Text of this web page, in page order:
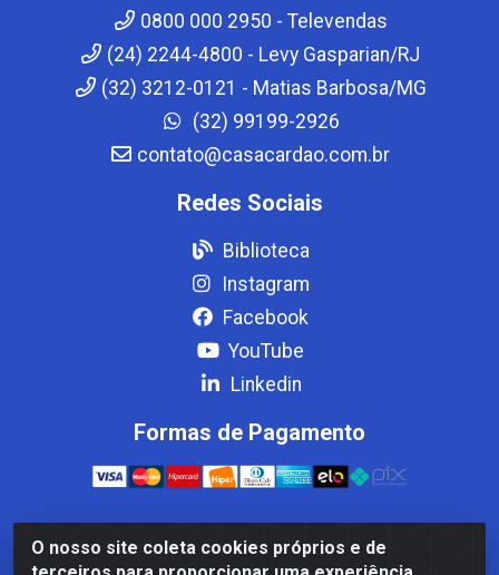
O nosso site coleta cookies próprios e de
0800 000 2950 - Televendas
(24) 2244-4800 - Levy Gasparian/RJ
(32) 3212-0121 - Matias Barbosa/MG
(32) 99199-2926
contato@casacardao.com.br
Redes Sociais
Biblioteca
Instagram
Facebook
YouTube
Linkedin
Formas de Pagamento
Casa Cardão LTDA - Av. Amaral Peixoto, 910 - Afonso